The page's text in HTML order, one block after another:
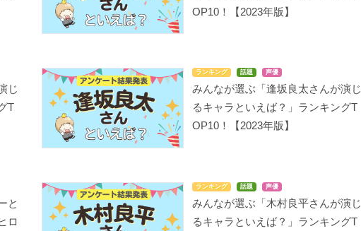
OP10！【2023年版】
じ
T
ランキング 話題 声優
みんなが選ぶ「逢坂良太さんが演じ
るキャラといえば？」ランキングT
OP10！【2023年版】
と
ロ
ランキング 話題 声優
みんなが選ぶ「木村良平さんが演じ
るキャラといえば？」ランキングT